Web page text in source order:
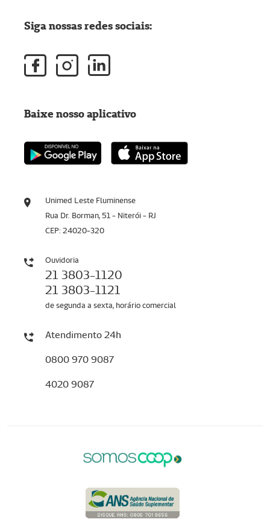
Unimed Leste Fluminense
Rua Dr. Borman, 51 - Niterói - RJ
CEP: 24020-320
Ouvidoria
21 3803-1120
21 3803-1121
de segunda a sexta, horário comercial
Atendimento 24h
0800 970 9087
4020 9087
Siga nossas redes sociais:
Baixe nosso aplicativo